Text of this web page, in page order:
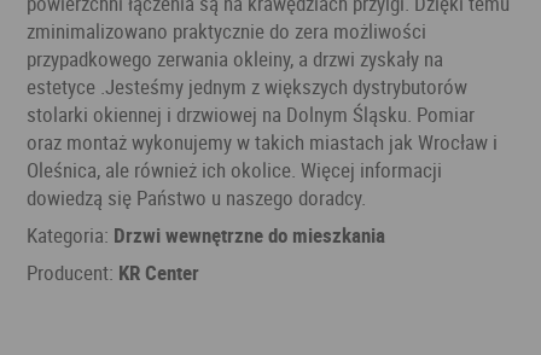
zminimalizowano praktycznie do zera możliwości
przypadkowego zerwania okleiny, a drzwi zyskały na
estetyce .Jesteśmy jednym z większych dystrybutorów
stolarki okiennej i drzwiowej na Dolnym Śląsku. Pomiar
oraz montaż wykonujemy w takich miastach jak Wrocław i
Oleśnica, ale również ich okolice. Więcej informacji
dowiedzą się Państwo u naszego doradcy.
Kategoria: Drzwi wewnętrzne do mieszkania
Producent: KR Center